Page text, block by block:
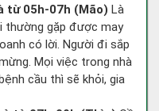
từ 05h-07h (Mão) Là
thường gặp được may
có lời. Người đi sắp
Mọi việc trong nhà
cầu thì sẽ khỏi, gia